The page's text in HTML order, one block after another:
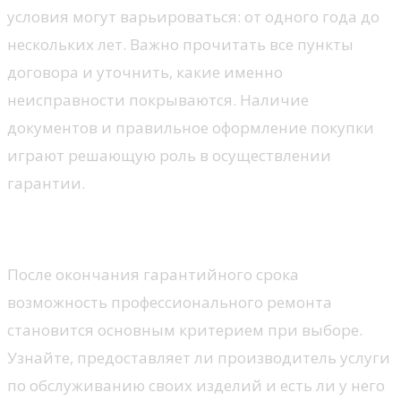
условия могут варьироваться: от одного года до
нескольких лет. Важно прочитать все пункты
договора и уточнить, какие именно
неисправности покрываются. Наличие
документов и правильное оформление покупки
играют решающую роль в осуществлении
гарантии.
После окончания гарантийного срока
возможность профессионального ремонта
становится основным критерием при выборе.
Узнайте, предоставляет ли производитель услуги
по обслуживанию своих изделий и есть ли у него